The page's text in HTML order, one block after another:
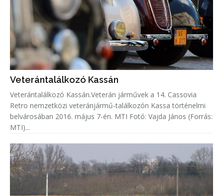
Veterántalálkozó Kassán
Veterántalálkozó Kassán.Veterán járművek a 14. Cassovia
Retro nemzetközi veteránjármű-találkozón Kassa történelmi
belvárosában 2016. május 7-én. MTI Fotó: Vajda János (Forrás:
MTI)...